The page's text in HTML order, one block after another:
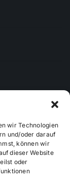
wir Technologien
und/oder darauf
können wir
dieser Website
oder